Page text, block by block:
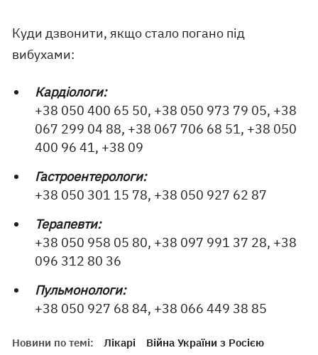
Куди дзвонити, якщо стало погано під
вибухами:
Кардіологи:
+38 050 400 65 50, +38 050 973 79 05, +38
067 299 04 88, +38 067 706 68 51, +38 050
400 96 41, +38 09
Гастроентерологи:
+38 050 301 15 78, +38 050 927 62 87
Терапевти:
+38 050 958 05 80, +38 097 991 37 28, +38
096 312 80 36
Пульмонологи:
+38 050 927 68 84, +38 066 449 38 85
Новини по темі: Лікарі Війна України з Росією